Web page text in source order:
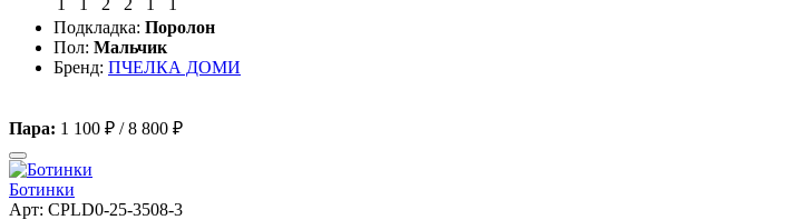
Подкладка: Поролон
Пол: Мальчик
Бренд: ПЧЕЛКА ДОМИ
Пара: 1 100 ₽ /8 800 ₽
Ботинки
Арт: CPLD0-25-3508-3